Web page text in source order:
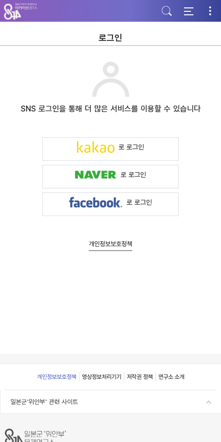
주
메
뉴
가
본
문
바
기
하
단
바
기
로그인
SNS 로그인을 통해 더 많은 서비스를 이용할 수 있습니다
로 로그인
로 로그인
로 로그인
개인정보보호정책
Footer
개인정보보호정책 영상정보처리기기 저작권 정책 연구소 소개
일본군'위안부' 관련 사이트